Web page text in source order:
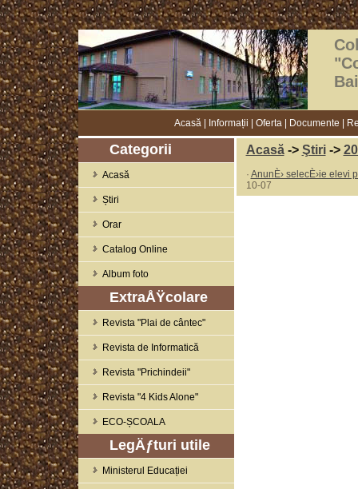
Acasă Informații Oferta Documente
Categorii
Acasă
Știri
Orar
Catalog Online
Album foto
ExtraÅŸcolare
Revista "Plai de cântec"
Revista de Informatică
Revista "Prichindeii"
Revista "4 Kids Alone"
ECO-ȘCOALA
LegÄƒturi utile
Ministerul Educației
Acasă-> Ştiri->
· AnunÈ› selecÈ›ie elevi
10-07